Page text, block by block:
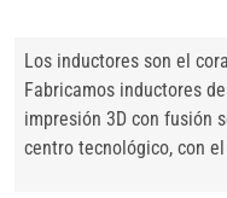
Los inductores son el
Fabricamos inductores
impresión 3D con fusión
centro tecnológico, con